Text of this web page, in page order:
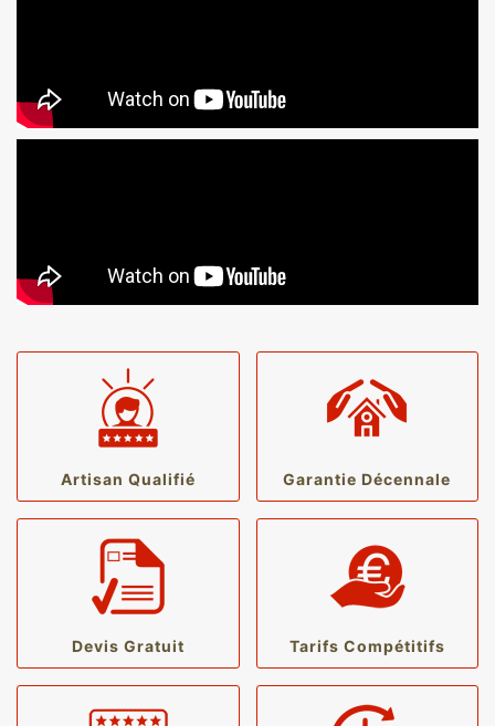
Artisan Qualifié Garantie Décennale
Devis Gratuit Tarifs Compétitifs